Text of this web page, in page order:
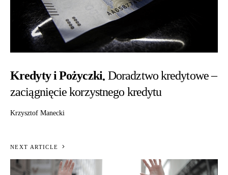
Kredyty i Pożyczki Doradztwo kredytowe –
zaciągnięcie korzystnego kredytu
Krzysztof Manecki
NEXT ARTICLE